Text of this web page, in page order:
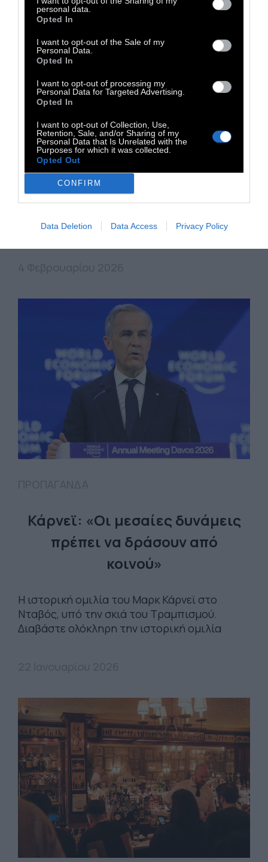
personal data.
Opted In
I want to opt-out of the Sale of my
Personal Data.
Opted In
I want to opt-out of processing my
Personal Data for Targeted Advertising.
Opted In
I want to opt-out of Collection, Use,
Retention, Sale, and/or Sharing of my
Personal Data that Is Unrelated with the
Purposes for which it was collected.
Opted Out
CONFIRM
Data Deletion Data Access Privacy Policy
ΚΟΣΜΟΣ
«Η Ελλάδα αποτελεί την
ντροπή της Μαιευτικής
Το ερώτημα φυσιολογικός τοκετός ή
καισαρική είναι ένα ξεπερασμένο δίλημμα
ατόμων που δεν γνωρίζουν την σύγχρονη
πραγματικότητα και εξακολουθούν να
εκμεταλλεύονται ανθρώπους. -Από τον Ιατρό
Καμπαγιάννη
Κάρνεϊ: «Οι μεσαίες δυνάμεις
πρέπει να δράσουν από
κοινού»
Η ιστορική ομιλία του Μαρκ Κάρνεϊ στο
Νταβός, υπό την σκιά του Τραμπισμού.
Διαβάστε ολόκληρη την ιστορική ομιλία